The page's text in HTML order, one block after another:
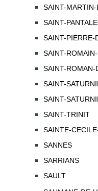
SAINT-
SAINT-
SAINT-PIERRE-
SAINT-
SAINT-ROMAN-
SAINT-
SAINT-
SAINT-TRINIT
SAINTE-
SANNES
SARRIANS
SAULT